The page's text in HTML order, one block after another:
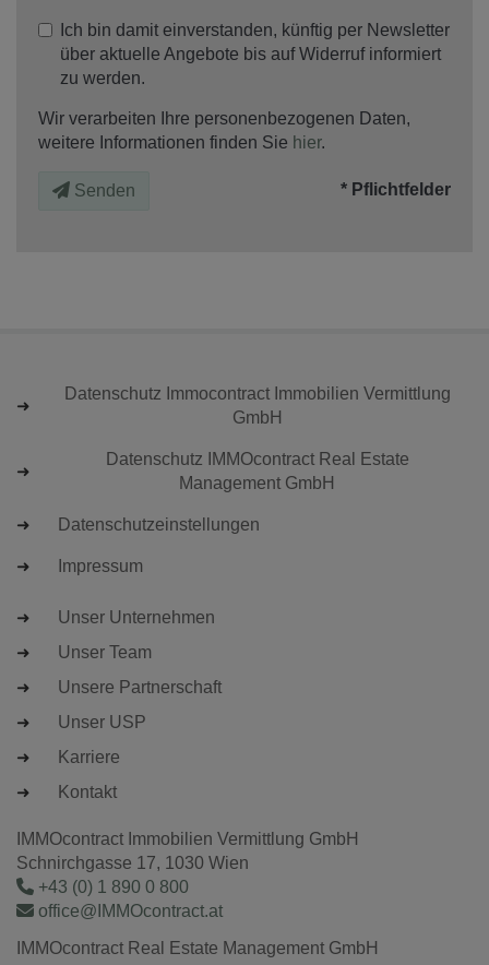
Ich bin damit einverstanden, künftig per Newsletter
über aktuelle Angebote bis auf Widerruf informiert
zu werden.
Wir verarbeiten Ihre personenbezogenen Daten,
weitere Informationen finden Sie hier.
Senden * Pflichtfelder
Datenschutz Immocontract Immobilien Vermittlung
GmbH
Datenschutz IMMOcontract Real Estate
Management GmbH
Datenschutzeinstellungen
Impressum
Unser Unternehmen
Unser Team
Unsere Partnerschaft
Unser USP
Karriere
Kontakt
IMMOcontract Immobilien Vermittlung GmbH
Schnirchgasse 17, 1030 Wien
+43 (0) 1 890 0 800
office@IMMOcontract.at
IMMOcontract Real Estate Management GmbH